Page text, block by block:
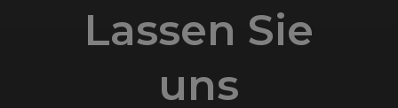
Lassen Sie
uns